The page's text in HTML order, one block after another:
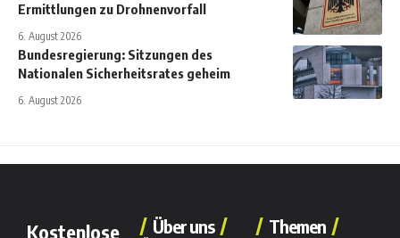
Ermittlungen zu Drohnenvorfall
6. August 2026
Bundesregierung: Sitzungen des
Nationalen Sicherheitsrates geheim
6. August 2026
Kostenlose Über uns Themen